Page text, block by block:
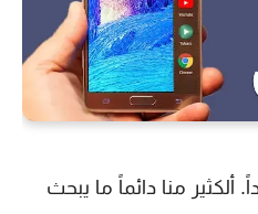
ألكثير منا دائماً ما يبحث